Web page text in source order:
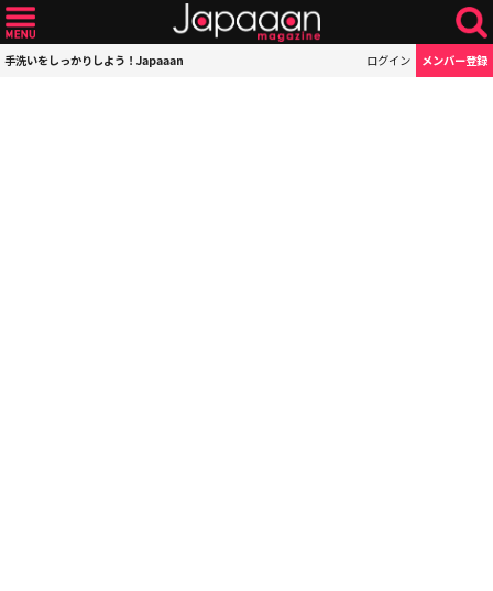
手洗いをしっかりしよう！Japaaan ログイン メンバー登録